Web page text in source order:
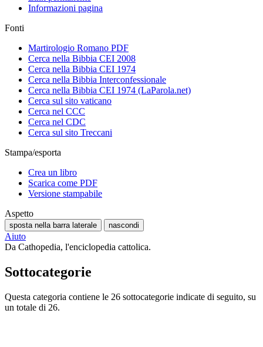
Informazioni pagina
Fonti
Martirologio Romano PDF
Cerca nella Bibbia CEI 2008
Cerca nella Bibbia CEI 1974
Cerca nella Bibbia Interconfessionale
Cerca nella Bibbia CEI 1974 (LaParola.net)
Cerca sul sito vaticano
Cerca nel CCC
Cerca nel CDC
Cerca sul sito Treccani
Stampa/esporta
Crea un libro
Scarica come PDF
Versione stampabile
Aspetto
sposta nella barra laterale nascondi
Aiuto
Da Cathopedia, l'enciclopedia cattolica.
Sottocategorie
Questa categoria contiene le 26 sottocategorie indicate di seguito, su
un totale di 26.